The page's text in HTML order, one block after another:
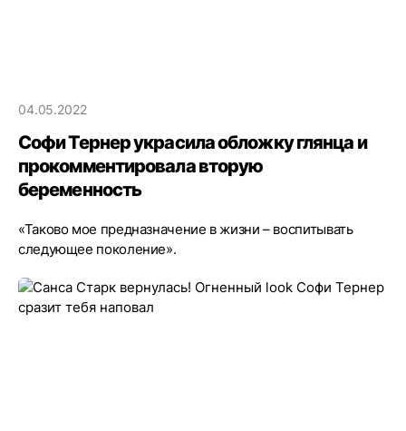
04.05.2022
Софи Тернер украсила обложку глянца и
прокомментировала вторую
беременность
«Таково мое предназначение в жизни – воспитывать
следующее поколение».